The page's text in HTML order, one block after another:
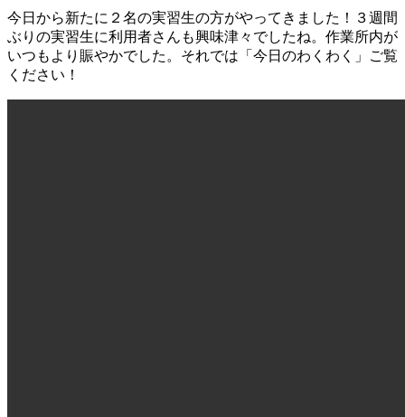
今日から新たに２名の実習生の方がやってきました！３週間
ぶりの実習生に利用者さんも興味津々でしたね。作業所内が
いつもより賑やかでした。それでは「今日のわくわく」ご覧
ください！